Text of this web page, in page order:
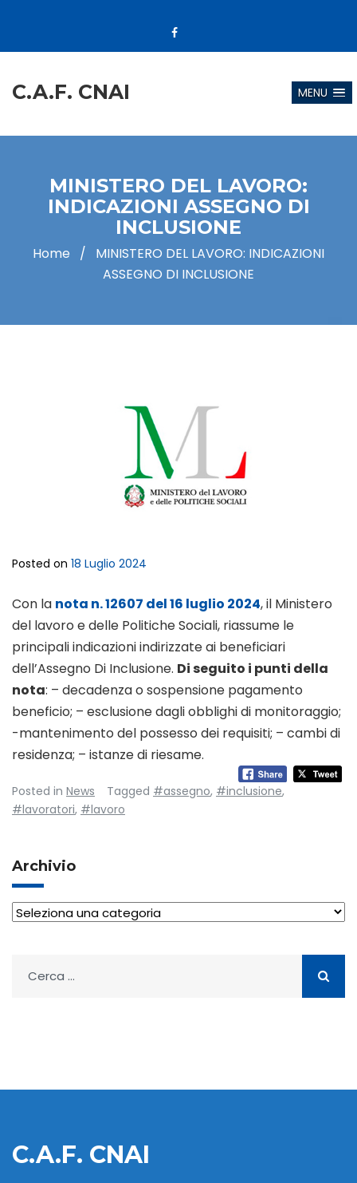
C.A.F. CNAI MENU
MINISTERO DEL LAVORO:
INDICAZIONI ASSEGNO DI
INCLUSIONE
Home / MINISTERO DEL LAVORO: INDICAZIONI
ASSEGNO DI INCLUSIONE
Posted on 18 Luglio 2024
Con la nota n. 12607 del 16 luglio 2024, il Ministero
del lavoro e delle Politiche Sociali, riassume le
principali indicazioni indirizzate ai beneficiari
dell’Assegno Di Inclusione. Di seguito i punti della
nota: – decadenza o sospensione pagamento
beneficio; – esclusione dagli obblighi di monitoraggio;
-mantenimento del possesso dei requisiti; – cambi di
residenza; – istanze di riesame.
Posted in News Tagged #assegno, #inclusione,
#lavoratori, #lavoro
Archivio
Archivio
per:
C.A.F. CNAI